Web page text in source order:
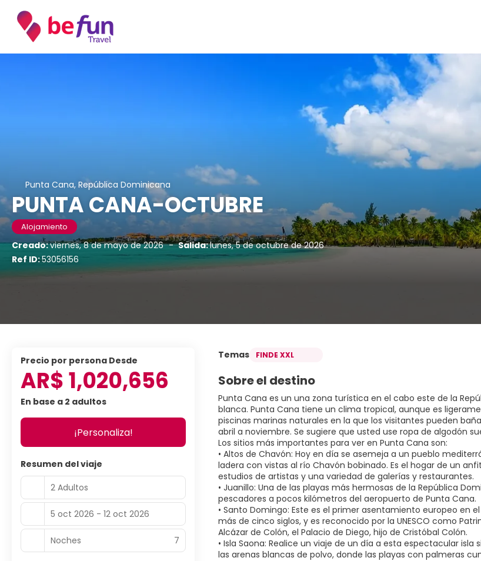
Punta Cana, República Dominicana
PUNTA CANA-OCTUBRE
Alojamiento
Creado:viernes, 8 de mayo de 2026 - Salida:lunes, 5 de octubre de 2026
Ref ID:53056156
Temas FINDE XXL
Sobre el destino
Punta Cana es un una zona turística en el cabo este de la
blanca. Punta Cana tiene un clima tropical, aunque es
piscinas marinas naturales en la que los visitantes pueden
abril a noviembre. Se sugiere que usted use ropa de algodón
Los sitios más importantes para ver en Punta Cana son:
• Altos de Chavón: Hoy en día se asemeja a un pueblo
ladera con vistas al río Chavón bobinado. Es el hogar de un
estudios de artistas y una variedad de galerías y restaurantes.
• Juanillo: Una de las playas más hermosas de la República
pescadores a pocos kilómetros del aeropuerto de Punta Cana.
• Santo Domingo: Este es el primer asentamiento europeo en
más de cinco siglos, y es reconocido por la UNESCO como
Alcázar de Colón, el Palacio de Diego, hijo de Cristóbal Colón.
• Isla Saona: Realice un viaje de un día a esta espectacular isla
las arenas blancas de polvo, donde las playas con palmeras
precio por persona Desde
AR$ 1,020,656
En base a 2 adultos
¡Personaliza!
Resumen del viaje
2 Adultos
5 oct 2026 - 12 oct 2026
Noches 7